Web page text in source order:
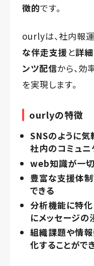
徴的です。
ourlyは、社内報
な伴走支援 と詳
ンツ配信から、効
を実現します。
ourlyの特徴
SNSのように気
社内のコミュ
web知識が一
豊富な支援体
できる
分析機能に特化
にメッセージ
組織課題や情
化することがで